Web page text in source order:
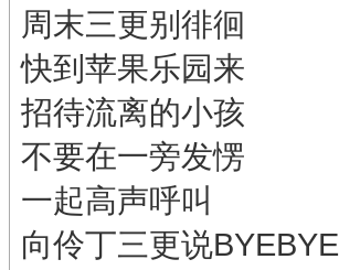
周末三更别徘徊
快到苹果乐园来
招待流离的小孩
不要在一旁发愣
一起高声呼叫
向伶丁三更说BYEBYE